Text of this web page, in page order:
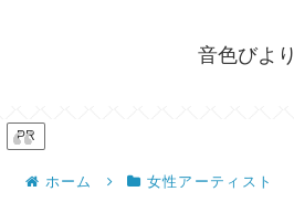
音色びより
PR
ホーム 女性アーティスト